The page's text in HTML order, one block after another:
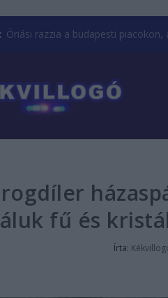
Óriási razzia a budapesti piacokon,
fű és
Írta: